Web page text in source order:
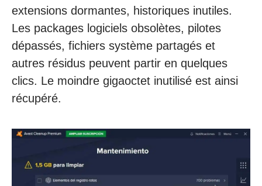
extensions dormantes, historiques inutiles.
Les packages logiciels obsolètes, pilotes
dépassés, fichiers système partagés et
autres résidus peuvent partir en quelques
clics. Le moindre gigaoctet inutilisé est ainsi
récupéré.